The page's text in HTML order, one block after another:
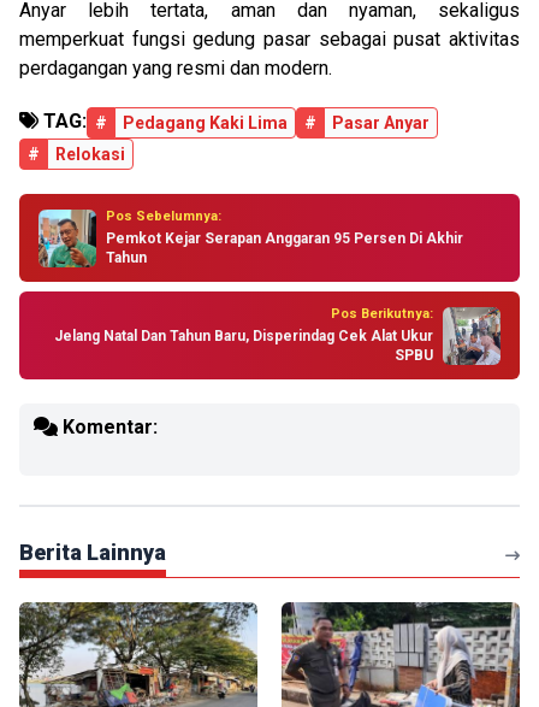
Anyar lebih tertata, aman dan nyaman, sekaligus
memperkuat fungsi gedung pasar sebagai pusat aktivitas
perdagangan yang resmi dan modern.
TAG: # Pedagang Kaki Lima #
Pasar Anyar
#
Relokasi
Pos Sebelumnya:
Pemkot Kejar Serapan Anggaran 95 Persen Di Akhir
Tahun
Pos Berikutnya:
Jelang Natal Dan Tahun Baru, Disperindag Cek Alat Ukur
SPBU
Komentar:
Berita Lainnya